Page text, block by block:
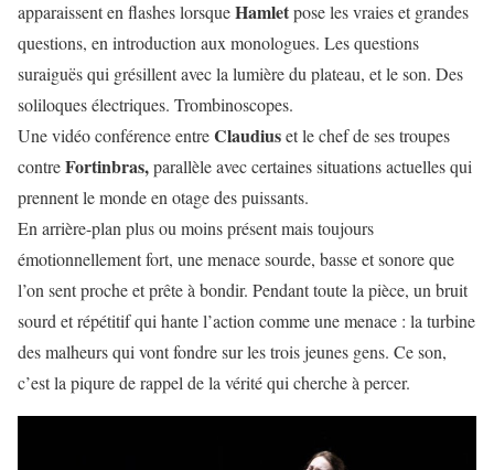
apparaissent en flashes lorsqueHamletpose les vraies et grandes
questions, en introduction aux monologues. Les questions
suraiguës qui grésillent avec la lumière du plateau, et le son. Des
soliloques électriques. Trombinoscopes.
Une vidéo conférence entreClaudiuset le chef de ses troupes
contreFortinbras,parallèle avec certaines situations actuelles qui
prennent le monde en otage des puissants.
En arrière-plan plus ou moins présent mais toujours
émotionnellement fort, une menace sourde, basse et sonore que
l’on sent proche et prête à bondir. Pendant toute la pièce, un bruit
sourd et répétitif qui hante l’action comme une menace : la turbine
des malheurs qui vont fondre sur les trois jeunes gens. Ce son,
c’est la piqure de rappel de la vérité qui cherche à percer.